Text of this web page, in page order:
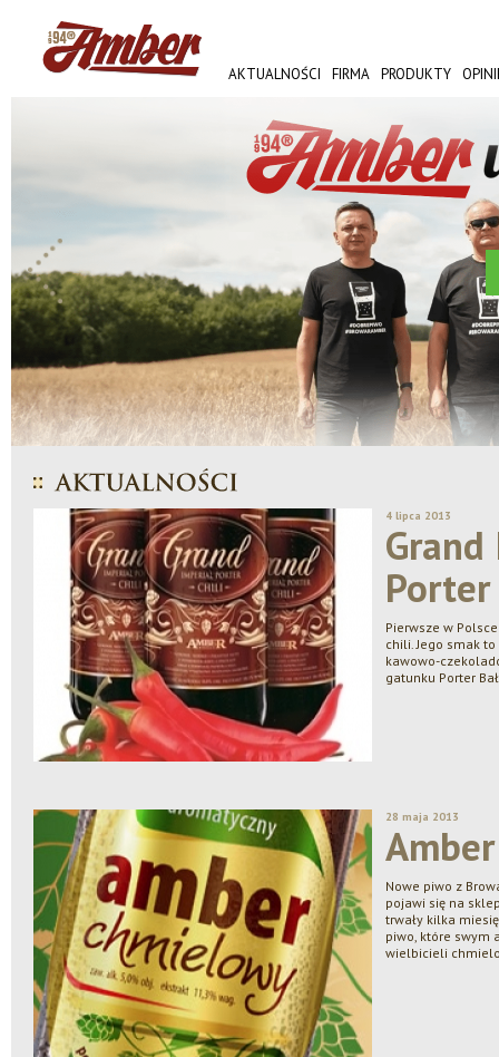
AKTUALNOŚCI FIRMA PRODUKTY
AMBER FEST
WIĘCEJ
4 lipca 2013
Pierwsze w
chili. Jego smak
kawowo-
gatunku Porter
28 maja 2013
Nowe piwo z
pojawi się na
trwały kilka
piwo, które swym
wielbicieli